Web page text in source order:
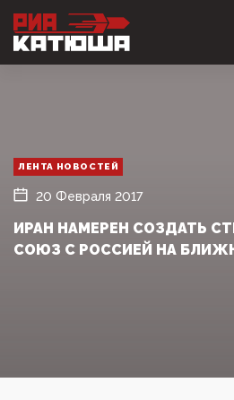
ЛЕНТА НОВОСТЕЙ
20 Февраля 2017
ИРАН НАМЕРЕН СОЗДАТЬ
СОЮЗ С РОССИЕЙ НА